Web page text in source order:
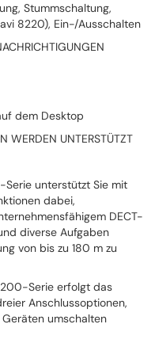
Stummschaltung,
8220), Ein-/Ausschalten
dem Desktop
WERDEN UNTERSTÜTZT
unterstützt Sie mit
dabei,
DECT-
diverse Aufgaben
von bis zu 180 m zu
Serie erfolgt das
Anschlussoptionen,
umschalten